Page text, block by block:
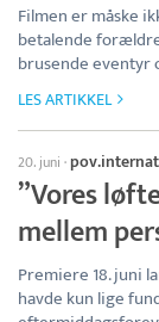
Filmen er måske
betalende
brusende eventyr
LES ARTIKKEL
20. juni ·
”Vores
mellem
Premiere 18. juni
havde kun lige